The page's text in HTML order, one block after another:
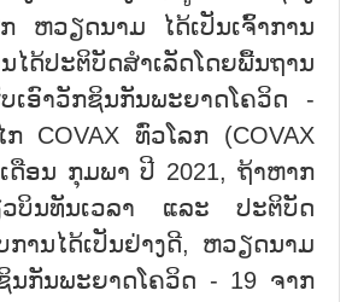
ຫວຽດນາມ ໄດ້ເປັນເຈົ້າການ
ດ້ປະຕິບັດສຳເລັດໂດຍພື້ນຖານ
ເອົາວັກຊິນກັນພະຍາດໂຄວິດ -
COVAX ທົ່ວໂລກ (COVAX
ດືອນ ກຸມພາ ປີ 2021, ຖ້າຫາກ
ວບິນທັນເວລາ ແລະ ປະຕິບັດ
ການໄດ້ເປັນຢ່າງດີ, ຫວຽດນາມ
ນກັນພະຍາດໂຄວິດ - 19 ຈາກ